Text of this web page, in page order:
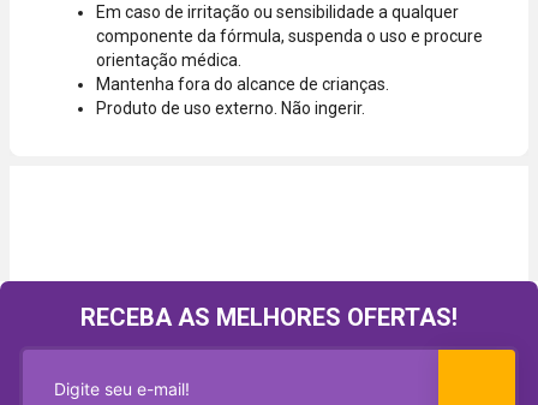
Em caso de irritação ou sensibilidade a qualquer
componente da fórmula, suspenda o uso e procure
orientação médica.
Mantenha fora do alcance de crianças.
Produto de uso externo. Não ingerir.
RECEBA AS MELHORES OFERTAS!